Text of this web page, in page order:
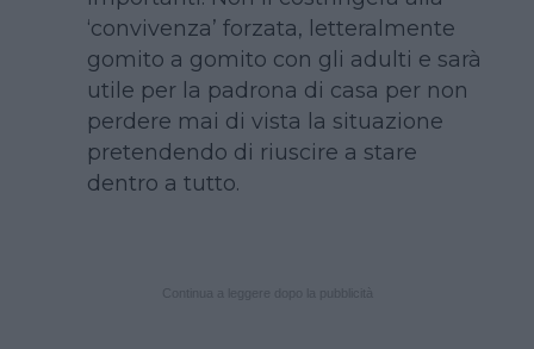
‘convivenza’ forzata, letteralmente
gomito a gomito con gli adulti e sarà
utile per la padrona di casa per non
perdere mai di vista la situazione
pretendendo di riuscire a stare
dentro a tutto.